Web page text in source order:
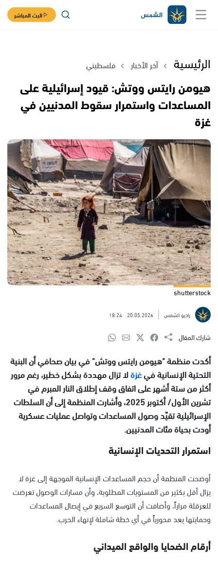
البث المباشر
الرئيسية آخر الأخبار فلسطيني
هيومن رايتس ووتش: قيود إسرائيلية على
المساعدات واستمرار سقوط المدنيين في
غزة
shutterstock
راديو الشمس 20.05.2026
18:24
شارك المقال
أكدت منظمة "هيومن رايتس ووتش" في بيان صحافي أن البنية
التحتية الإنسانية فيغزةلا تزال مهددة بشكل خطير، رغم مرور
أكثر من ستة أشهر على اتفاق وقف إطلاق النار المبرم في
تشرين الأول/ أكتوبر 2025، وأشارت المنظمة إلى أن السلطات
الإسرائيلية تقيّد وصول المساعدات وتواصل عمليات عسكرية
أودت بحياة مئات المدنيين.
استمرار التحديات الإنسانية
أوضحت المنظمة أن حجم المساعدات الإنسانية الموجهة إلى غزة لا
يزال أقل بكثير من المستويات المطلوبة، وأن مسارات الوصول تعرضت
للعرقلة مراراً، وأضافت أن التوسع السريع في إيصال المساعدات
وحمايتها يعد محورياً في أي خطة شاملة لإنهاء الحرب.
أرقام الضحايا والواقع الميداني